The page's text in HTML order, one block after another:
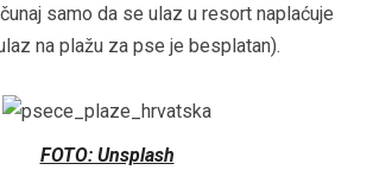
samo da se ulaz u resort naplaćuje
na plažu za pse je besplatan).
FOTO: Unsplash